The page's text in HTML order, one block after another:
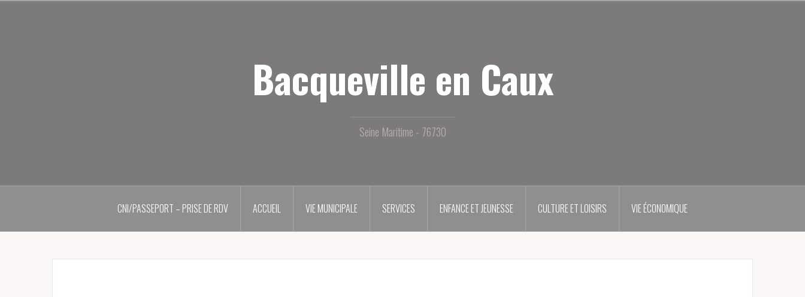
Bacqueville en Caux
Seine Maritime - 76730
CNI/PASSEPORT – PRISE DE RDV ACCUEIL VIE MUNICIPALE SERVICES ENFANCE ET JEUNESSE CULTURE ET LOISIRS VIE ÉCONOMIQUE